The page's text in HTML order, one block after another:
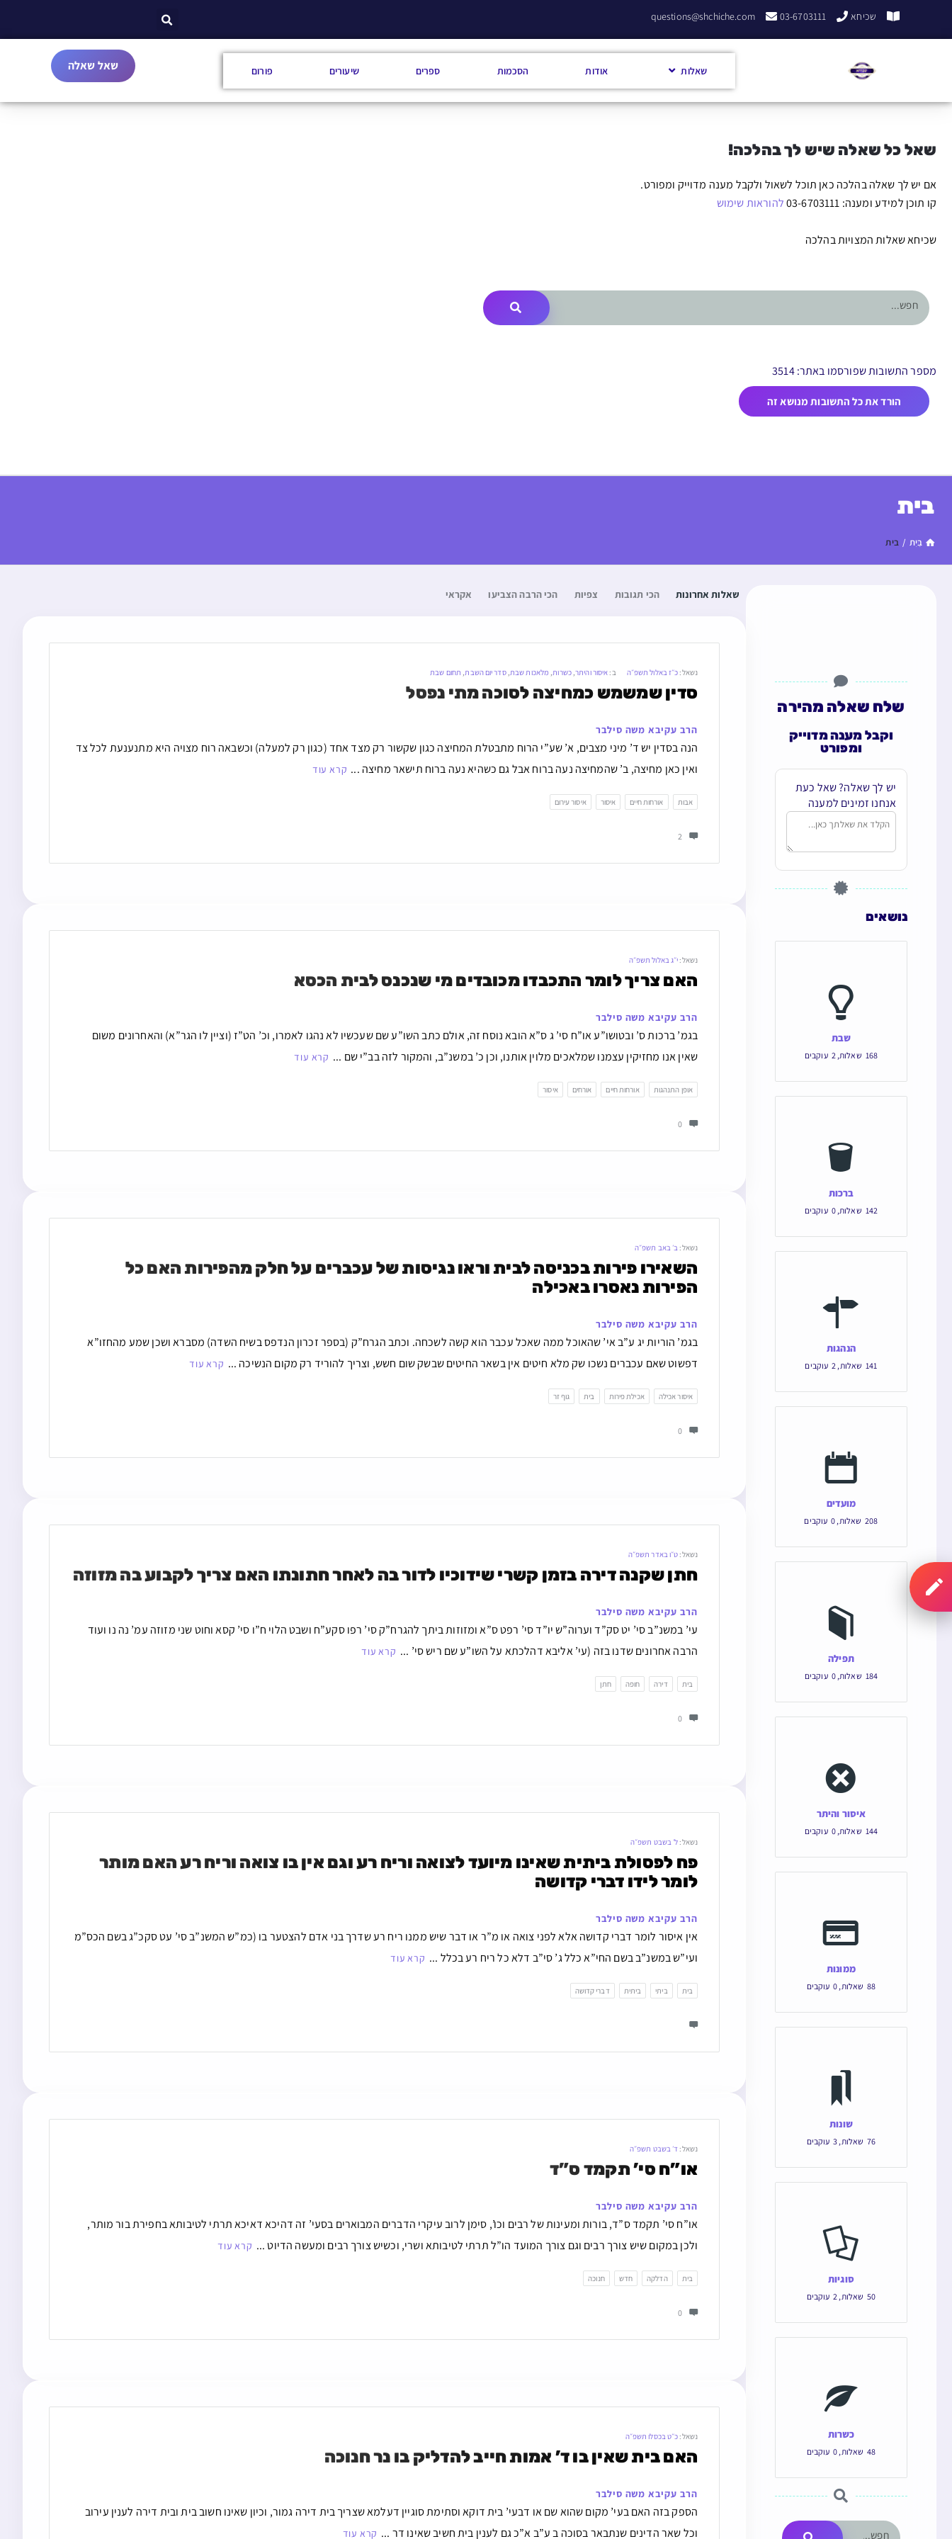
שכיחא 03-6703111
questions@shchiche.com
שאלות אודות הסכמות ספרים שיעורים פורום שאל שאלה
שאל כל שאלה שיש לך בהלכה!
אם יש לך שאלה בהלכה כאן תוכל לשאול ולקבל מענה מדוייק ומפורט.
קו תוכן למידע ומענה: 03-6703111
להוראות שימוש
שכיחא שאלות המצויות בהלכה
מספר התשובות שפורסמו באתר: 3514
הורד את כל התשובות מנושא זה
בית
בַּיִת / בית
שאלות אחרונות הכי תגובות צפיות הכי הרבה הצביעו אקראי
נשאל: כ״ז באלול תשפ״ה ב: איסור והיתר,כשרות, מלאכות שבת,סדר יום השבת, תחום שבת
סדין שמשמש כמחיצה לסוכה מתי נפסל
הרב עקיבא משה סילבר
הנה בסדין יש ד’ מיני מצבים, א’ שע”י הרוח מתבטלת המחיצה כגון שקשור רק מצד אחד (כגון רק למעלה) וכשבאה רוח מצויה היא מתנענעת לכל צד
ואין כאן מחיצה, ב’ שהמחיצה נעה ברוח אבל גם כשהיא נעה ברוח תישאר מחיצה ... קרא עוד
אבות אורחות חיים איסור איסור עירום
2
נשאל: י״ג באלול תשפ״ה
האם צריך לומר התכבדו מכובדים מי שנכנס לבית הכסא
הרב עקיבא משה סילבר
בגמ’ ברכות ס’ ובטושו”ע או”ח סי’ ג ס”א הובא נוסח זה, אולם כתב השו”ע שם שעכשיו לא נהגו לאמרו, וכ’ הט”ז (וציין לו הגר”א) והאחרונים משום
שאין אנו מחזיקין עצמנו שמלאכים מלוין אותנו, וכן כ’ במשנ”ב, והמקור לזה בב”י שם ... קרא עוד
אופן התנהגות אורחות חיים אורחים איסור
0
נשאל: ב׳ באב תשפ״ה
הפירות נאסרו באכילה
הרב עקיבא משה סילבר
בגמ’ הוריות יג ע”ב אי’ שהאוכל ממה שאכל עכבר הוא קשה לשכחה. וכתב הגרח”ק (בספר זכרון הנדפס בשיח השדה) מסברא ושכן שמע מהחזו”א
דפשוט שאם עכברים נשכו שק מלא חיטים אין בשאר החיטים שבשק שום חשש, וצריך להוריד רק מקום הנשיכה ... קרא עוד
איסור אכילה אכילת פירות בית גוף זר
0
נשאל: ט״ו באדר תשפ״ה
חתן שקנה דירה בזמן קשרי שידוכיו לדור בה לאחר חתונתו האם צריך לקבוע בה מזוזה
הרב עקיבא משה סילבר
עי’ במשנ”ב סי’ יט סק”ד וערוה”ש יו”ד סי’ רפט ס”א ומזוזות ביתך להגרח”ק סי’ רפו סקע”ח ושבט הלוי ח”ו סי’ קסא וחוט שני מזוזה עמ’ נה נו ועוד
הרבה אחרונים שדנו בזה (עי’ אליבא דהלכתא על השו”ע שם ריש סי’ ... קרא עוד
בית דירה חופה חתן
0
נשאל: ל׳ בשבט תשפ״ה
פח לפסולת ביתית שאינו מיועד לצואה וריח רע וגם אין בו צואה וריח רע האם מותר
לומר לידו דברי קדושה
הרב עקיבא משה סילבר
אין איסור לומר דברי קדושה אלא לפני צואה או מ”ר או דבר שיש ממנו ריח רע שדרך בני אדם להצטער בו (כמ”ש המשנ”ב סי’ עט סקכ”ג בשם הכס”מ
ועי”ש במשנ”ב בשם החי”א כלל ג’ סי”ב דלא כל ריח רע בכלל ... קרא עוד
בית ביתי ביתית דברי קדושה
נשאל: ד׳ בשבט תשפ״ה
או”ח סי’ תקמד ס”ד
הרב עקיבא משה סילבר
או”ח סי’ תקמד ס”ד, בורות ומעינות של רבים וכו’, סימן לרוב עיקרי הדברים המבוארים בסעי’ זה דהיכא דאיכא תרתי לטיבותא בחפירת בור מותר,
ולכן במקום שיש צורך רבים וגם צורך המועד הו”ל תרתי לטיבותא ושרי, וכשיש צורך רבים ומעשה הדיוט ... קרא עוד
בית הדלקה חדש חנוכה
0
נשאל: כ״ט בכסלו תשפ״ה
האם בית שאין בו ד’ אמות חייב להדליק בו נר חנוכה
הרב עקיבא משה סילבר
הספק בזה האם בעי’ מקום שהוא שם או דבעי’ בית דוקא וסתימת סוגיין דעלמא שצריך בית דירה גמור, וכיון שאינו חשוב בית ובית דירה לענין עירוב
וכל שאר הדינים שנתבאר בסוכה ב ע”ב א”כ גם לענין בית חשיב שאינו דר ... קרא עוד
שלח שאלה מהירה
וקבל מענה מדוייק
ומפורט
יש לך שאלה? שאל כעת
אנחנו זמינים למענה
נושאים
שבת
168 שאלות,
2 עוקבים
ברכות
142 שאלות,
0 עוקבים
הנהגות
141 שאלות,
2 עוקבים
מועדים
208 שאלות,
0 עוקבים
תפילה
184 שאלות,
0 עוקבים
איסור והיתר
144 שאלות,
0 עוקבים
ממונות
88 שאלות,
0 עוקבים
שונות
76 שאלות,
3 עוקבים
סוגיות
50 שאלות,
2 עוקבים
כשרות
48 שאלות,
0 עוקבים